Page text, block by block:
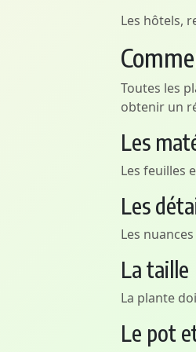
Les hôtels,
Toutes les
obtenir un
Les
Les feuilles
Les
Les
La taille
La plante
Le pot